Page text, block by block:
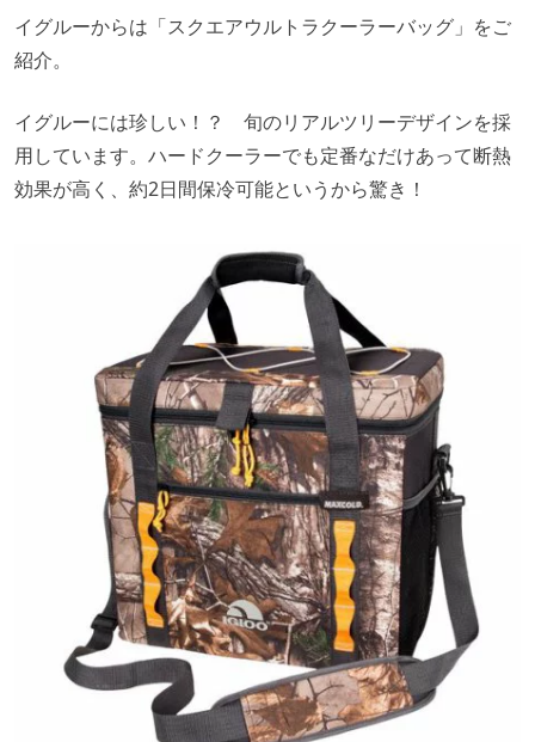
イグルーからは「スクエアウルトラクーラーバッグ」をご
紹介。
イグルーには珍しい！？ 旬のリアルツリーデザインを採
用しています。ハードクーラーでも定番なだけあって断熱
効果が高く、約2日間保冷可能というから驚き！